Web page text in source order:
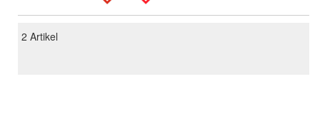
2 Artikel